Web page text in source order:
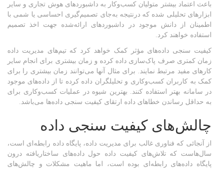
باعث اعتماد بیشتر متولیان کسب‌وکار به داشبوردهای هوش تجاری و سایر
ابزارهای تحلیلی شده که درنتیجه به‌جای تصمیم‌گیری احساسی یا شمی با
اطمینان از دانش موجود در داشبوردهای ارائه‌شده جهت اخذ تصمیم
استفاده خواهند کرد.
کیفیت سنجی داده‌های مؤثر کمک خواهد کرد که تیم‌های مدیریت داده
زمان کمتری صرف پاک‌سازی داده کرده و زمان بیشتری برای انجام سایر
کارهای مفید مرتبط نمایند. برای مثال آنها می‌توانند زمان بیشتری را برای
کمک به کاربران کسب‌وکاری و تحلیلگران داده کرده تا از داده‌های موجود
در سامانه بهتر استفاده کنند. بهترین شیوه در عملیات کسب‌وکاری برای
به حداقل رساندن خطاهای داده ارتقای کیفیت سنجی داده‌ها می‌باشد.
چالش‌های کیفیت سنجی داده
از آنجائی که فناوری غالب برای مدیریت داده، پایگاه داده رابطه‌ای است،
سال‌هاست که تلاش‌های کیفیت داده حول داده‌های ساختاریافته درون
پایگاه داده‌های رابطه‌ای بوده است، اما ماهیت مشکلات و چالش‌های